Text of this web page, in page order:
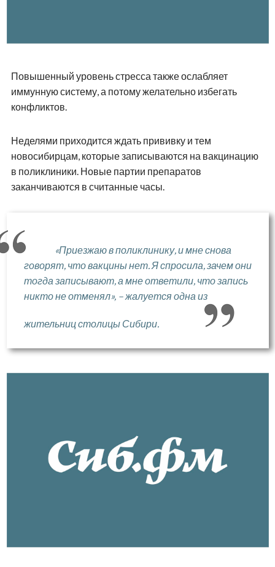
Повышенный уровень стресса также ослабляет
иммунную систему, а потому желательно избегать
конфликтов.
Неделями приходится ждать прививку и тем
новосибирцам, которые записываются на вакцинацию
в поликлиники. Новые партии препаратов
заканчиваются в считанные часы.
«Приезжаю в поликлинику, и мне снова
говорят, что вакцины нет. Я спросила, зачем они
тогда записывают, а мне ответили, что запись
никто не отменял», – жалуется одна из
жительниц столицы Сибири.